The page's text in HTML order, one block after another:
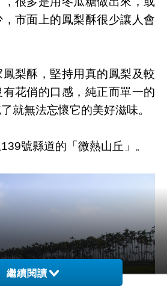
市面上的鳳梨酥很少讓人會
梨酥，堅持用真的鳳梨及較
花俏的口感，純正而單一的
就無法忘懷它的美好滋味。
號縣道的「微熱山丘」。
繼續閱讀